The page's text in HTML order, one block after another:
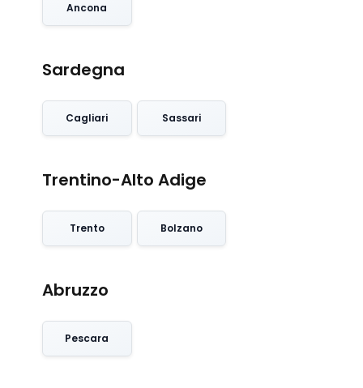
Ancona
Sardegna
Cagliari Sassari
Trentino-Alto Adige
Trento Bolzano
Abruzzo
Pescara